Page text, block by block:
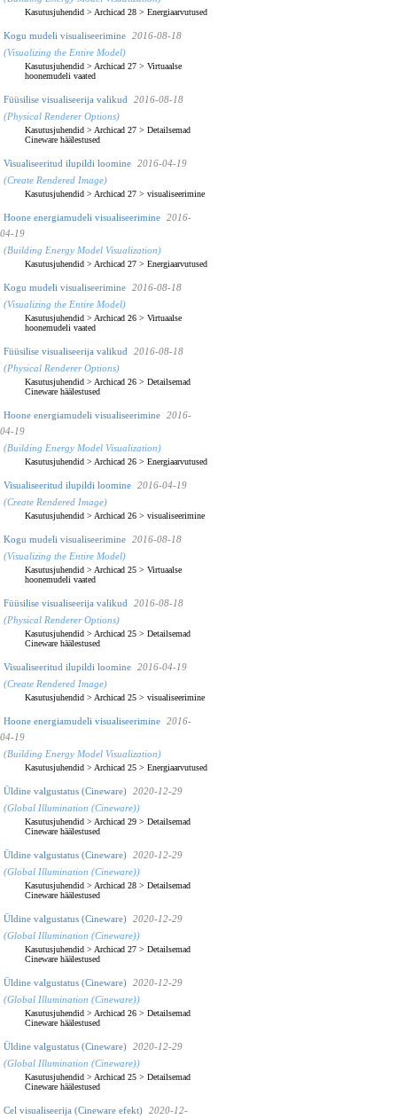
Kasutusjuhendid > Archicad 28 > Energiaarvutused
Kogu mudeli visualiseerimine
2016-08-18
(Visualizing the Entire Model)
Kasutusjuhendid > Archicad 27 > Virtuaalse
hoonemudeli vaated
Füüsilise visualiseerija valikud
2016-08-18
(Physical Renderer Options)
Kasutusjuhendid > Archicad 27 > Detailsemad
Cineware häälestused
Visualiseeritud ilupildi loomine
2016-04-19
(Create Rendered Image)
Kasutusjuhendid > Archicad 27 > visualiseerimine
Hoone energiamudeli visualiseerimine
2016-
04-19
(Building Energy Model Visualization)
Kasutusjuhendid > Archicad 27 > Energiaarvutused
Kogu mudeli visualiseerimine
2016-08-18
(Visualizing the Entire Model)
Kasutusjuhendid > Archicad 26 > Virtuaalse
hoonemudeli vaated
Füüsilise visualiseerija valikud
2016-08-18
(Physical Renderer Options)
Kasutusjuhendid > Archicad 26 > Detailsemad
Cineware häälestused
Hoone energiamudeli visualiseerimine
2016-
04-19
(Building Energy Model Visualization)
Kasutusjuhendid > Archicad 26 > Energiaarvutused
Visualiseeritud ilupildi loomine
2016-04-19
(Create Rendered Image)
Kasutusjuhendid > Archicad 26 > visualiseerimine
Kogu mudeli visualiseerimine
2016-08-18
(Visualizing the Entire Model)
Kasutusjuhendid > Archicad 25 > Virtuaalse
hoonemudeli vaated
Füüsilise visualiseerija valikud
2016-08-18
(Physical Renderer Options)
Kasutusjuhendid > Archicad 25 > Detailsemad
Cineware häälestused
Visualiseeritud ilupildi loomine
2016-04-19
(Create Rendered Image)
Kasutusjuhendid > Archicad 25 > visualiseerimine
Hoone energiamudeli visualiseerimine
2016-
04-19
(Building Energy Model Visualization)
Kasutusjuhendid > Archicad 25 > Energiaarvutused
Üldine valgustatus (Cineware)
2020-12-29
(Global Illumination (Cineware))
Kasutusjuhendid > Archicad 29 > Detailsemad
Cineware häälestused
Üldine valgustatus (Cineware)
2020-12-29
(Global Illumination (Cineware))
Kasutusjuhendid > Archicad 28 > Detailsemad
Cineware häälestused
Üldine valgustatus (Cineware)
2020-12-29
(Global Illumination (Cineware))
Kasutusjuhendid > Archicad 27 > Detailsemad
Cineware häälestused
Üldine valgustatus (Cineware)
2020-12-29
(Global Illumination (Cineware))
Kasutusjuhendid > Archicad 26 > Detailsemad
Cineware häälestused
Üldine valgustatus (Cineware)
2020-12-29
(Global Illumination (Cineware))
Kasutusjuhendid > Archicad 25 > Detailsemad
Cineware häälestused
Cel visualiseerija (Cineware efekt)
2020-12-